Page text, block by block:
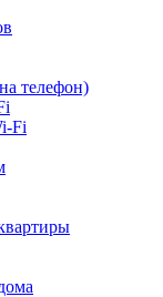
телефон)
Fi